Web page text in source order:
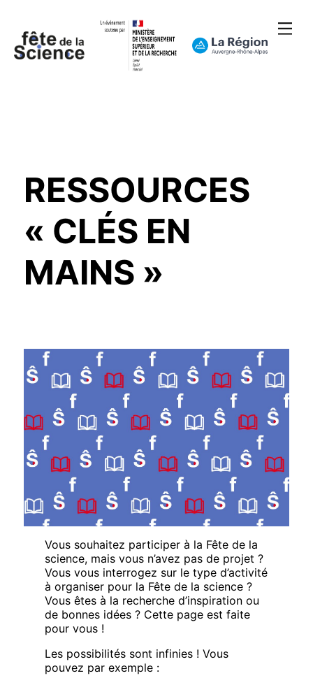
RESSOURCES
« CLÉS EN
MAINS »
Vous souhaitez participer à la Fête de la
science, mais vous n’avez pas de projet ?
Vous vous interrogez sur le type d’activité
à organiser pour la Fête de la science ?
Vous êtes à la recherche d’inspiration ou
de bonnes idées ? Cette page est faite
pour vous !
Les possibilités sont infinies ! Vous
pouvez par exemple :